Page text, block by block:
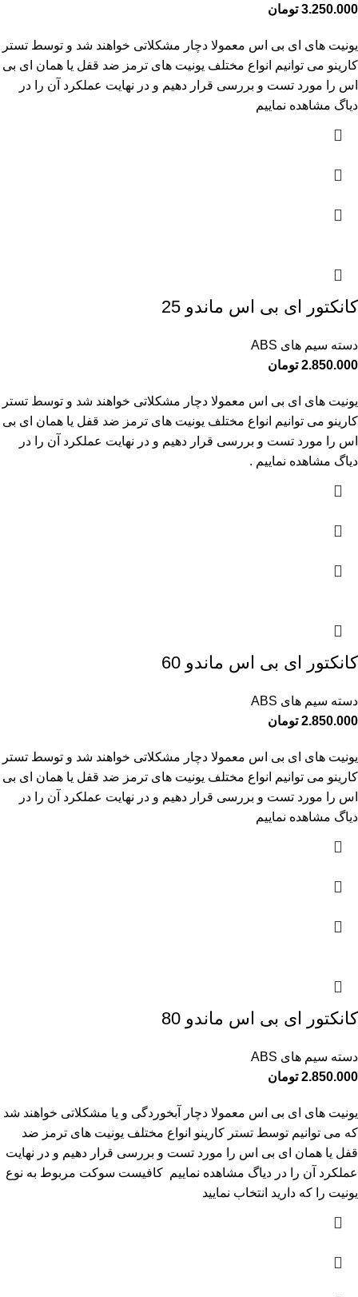
3.250.000 تومان
یونیت های ای بی اس معمولا دچار مشکلاتی خواهند شد و توسط تستر
کارینو می توانیم انواع مختلف یونیت های ترمز ضد قفل یا همان ای بی
اس را مورد تست و بررسی قرار دهیم و در نهایت عملکرد آن را در
دیاگ مشاهده نماییم
کانکتور ای بی اس ماندو 25
دسته سیم های ABS
2.850.000 تومان
یونیت های ای بی اس معمولا دچار مشکلاتی خواهند شد و توسط تستر
کارینو می توانیم انواع مختلف یونیت های ترمز ضد قفل یا همان ای بی
اس را مورد تست و بررسی قرار دهیم و در نهایت عملکرد آن را در
دیاگ مشاهده نماییم .
کانکتور ای بی اس ماندو 60
دسته سیم های ABS
2.850.000 تومان
یونیت های ای بی اس معمولا دچار مشکلاتی خواهند شد و توسط تستر
کارینو می توانیم انواع مختلف یونیت های ترمز ضد قفل یا همان ای بی
اس را مورد تست و بررسی قرار دهیم و در نهایت عملکرد آن را در
دیاگ مشاهده نماییم
کانکتور ای بی اس ماندو 80
دسته سیم های ABS
2.850.000 تومان
یونیت های ای بی اس معمولا دچار آبخوردگی و یا مشکلاتی خواهند شد
که می توانیم توسط تستر کارینو انواع مختلف یونیت های ترمز ضد
قفل یا همان ای بی اس را مورد تست و بررسی قرار دهیم و در نهایت
عملکرد آن را در دیاگ مشاهده نماییم کافیست سوکت مربوط به نوع
یونیت را که دارید انتخاب نمایید